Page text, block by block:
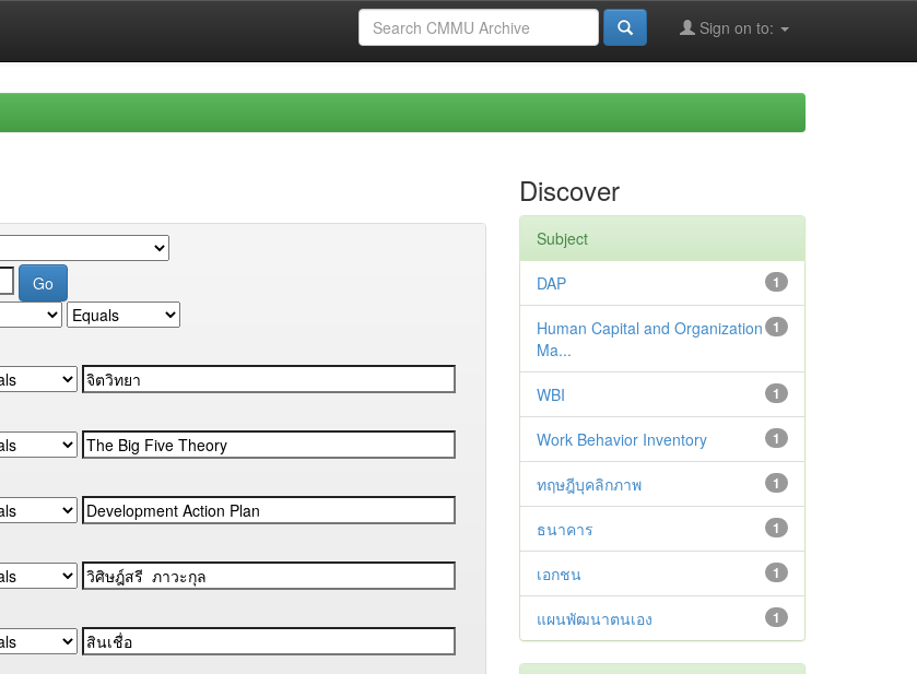
Sign on to:
Discover
Subject
1
DAP
1
Human Capital and Organization
Ma...
1
WBI
1
Work Behavior Inventory
1
ทฤษฎีบุคลิกภาพ
1
ธนาคาร
1
เอกชน
1
แผนพัฒนาตนเอง